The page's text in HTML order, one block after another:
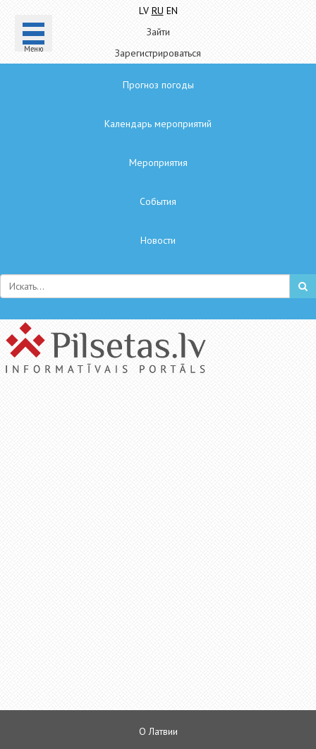
Mеню
LV RU EN
Зайти
Зарегистрироваться
Прогноз погоды
Календарь мероприятий
Мероприятия
Cобытия
Hовости
О Латвии